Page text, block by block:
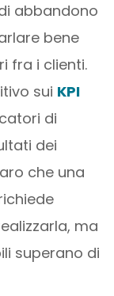
abbandono
bene
fra i clienti.
sui KPI
di
dei
che una
ma
superano di